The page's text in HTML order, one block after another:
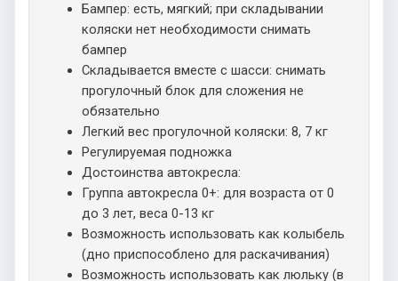
Бампер: есть, мягкий; при складывании
коляски нет необходимости снимать
бампер
Складывается вместе с шасси: снимать
прогулочный блок для сложения не
обязательно
Легкий вес прогулочной коляски: 8, 7 кг
Регулируемая подножка
Достоинства автокресла:
Группа автокресла 0+: для возраста от 0
до 3 лет, веса 0-13 кг
Возможность использовать как колыбель
(дно приспособлено для раскачивания)
Возможность использовать как люльку (в